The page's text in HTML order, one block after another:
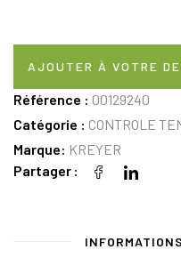
AJOUTER À VOTRE
Référence : 00129240
Catégorie : CONTROLE
Marque: KREYER
Partager